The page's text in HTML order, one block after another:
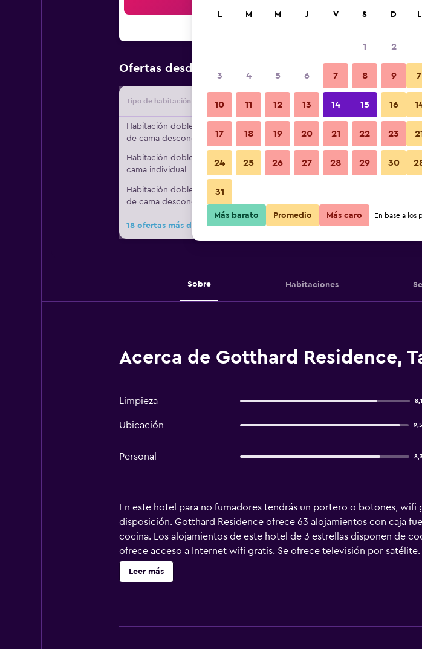
Ofertas desde Oferta más barata de precio por noche
Tipo de habitación Proveedor Total noche
Habitación doble, tipo
de cama desconocido
$39 Ver oferta
Habitación doble, 1
cama individual
$39 Ver oferta
Habitación doble, tipo
de cama desconocido
18 ofertas más de Gotthard Residence
Sobre Habitaciones
Acerca de Gotthard Residence,
Limpieza 8,1
Ubicación 9,5
Personal 8,3
En este hotel para no fumadores tendrás un portero o botones, wifi
disposición. Gotthard Residence ofrece 63 alojamientos con caja
cocina. Los alojamientos de este hotel de 3 estrellas disponen de
ofrece acceso a Internet wifi gratis. Se ofrece televisión por
Leer más
L M M J V S D
1 2
3 4 5 6 7 8 9
10 11 12 13 14 15 16
17 18 19 20 21 22 23
24 25 26 27 28 29 30
31
L
7
Más barato Promedio Más caro En base a los